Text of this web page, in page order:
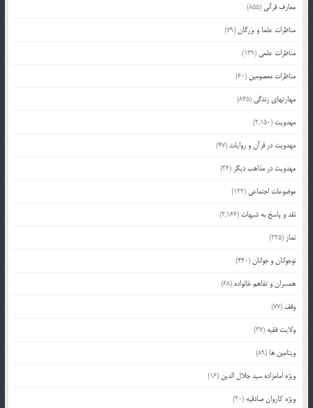
معارف قرآنی (855)
مناظرات علما و بزرگان(79)
مناظرات علمی (139)
مناظرات معصومین (60)
مهارتهای زندگی (845)
مهدویت (2,150)
مهدویت در قرآن و روایات (47)
مهدویت در مذاهب دیگر (36)
موضوعات اجتماعی (122)
نقد و پاسخ به شبهات (2,166)
نماز (225)
نوجوانان و جوانان(440)
همسران و تفاهم خانواده (68)
وقف (77)
ولایت فقیه (37)
ویتامین ها (89)
ویژه امامزاده سید جلال الدین (16)
ویژه کاروان صادقیه (30)